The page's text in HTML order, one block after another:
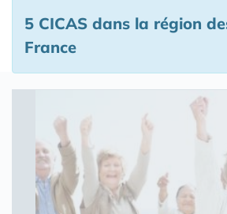
5 CICAS dans la région
France